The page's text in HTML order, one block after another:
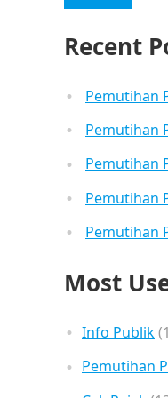
Recent
Pemutihan
Pemutihan
Pemutihan
Pemutihan
Pemutihan
Most
Info Publik
Pemutihan